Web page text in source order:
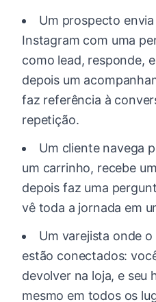
Um prospecto
Instagram com uma
como lead, responde,
depois um
faz referência à
repetição.
Um cliente navega
um carrinho, recebe
depois faz uma
vê toda a jornada em
Um varejista onde
estão conectados:
devolver na loja, e seu
mesmo em todos os